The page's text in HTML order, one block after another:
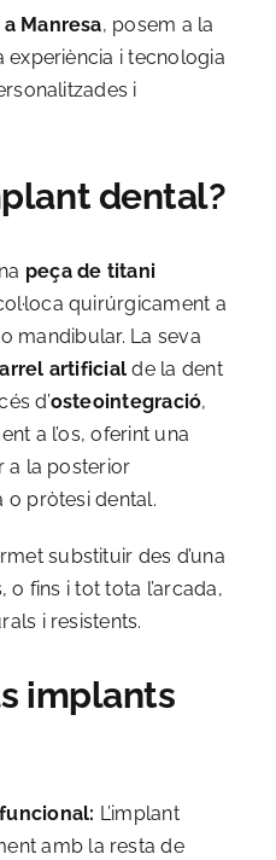
Manresa, posem a la
experiència i tecnologia
i
dental?
peça de titani
quirúrgicament a
o mandibular. La seva
arrel artificial de la dent
d’osteointegració,
a l’os, oferint una
a la posterior
o pròtesi dental.
substituir des d’una
o fins i tot tota l’arcada,
i resistents.
implants
L’implant
amb la resta de